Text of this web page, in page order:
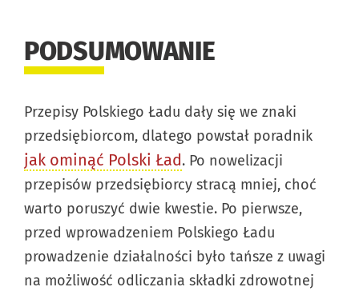
PODSUMOWANIE
Przepisy Polskiego Ładu dały się we znaki
przedsiębiorcom, dlatego powstał poradnik
jak ominąć Polski Ład. Po nowelizacji
przepisów przedsiębiorcy stracą mniej, choć
warto poruszyć dwie kwestie. Po pierwsze,
przed wprowadzeniem Polskiego Ładu
prowadzenie działalności było tańsze z uwagi
na możliwość odliczania składki zdrowotnej